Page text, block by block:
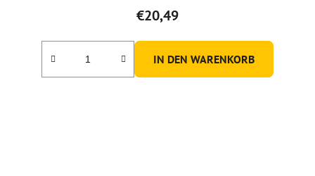
€20,49
IN DEN WARENKORB